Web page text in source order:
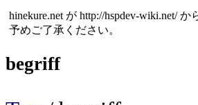
hinekure.net が http://hspdev-wiki.net/
予めご了承ください。
begriff